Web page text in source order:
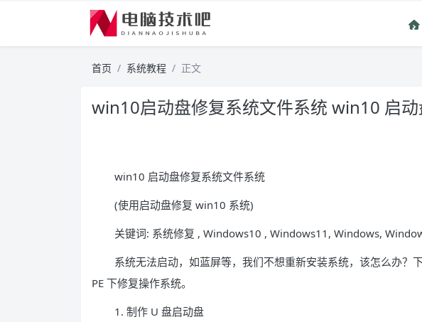
首页 系统教程 正文
win10启动盘修复系统文件系统 win10 启动
win10 启动盘修复系统文件系统
(使用启动盘修复 win10 系统)
关键词: 系统修复 , Windows10 , Windows11, Windows,
系统无法启动，如蓝屏等，我们不想重新安装系统，该怎么办？
PE 下修复操作系统。
1. 制作 U 盘启动盘